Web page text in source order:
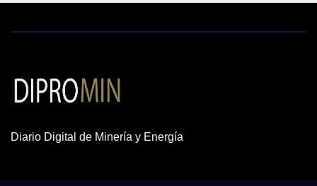
Diario Digital de Minería y Energía